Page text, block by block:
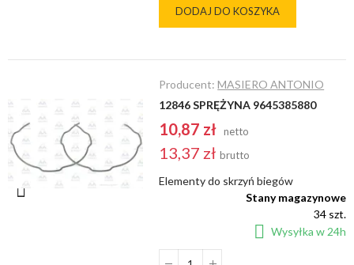
DODAJ DO KOSZYKA
Producent:MASIERO ANTONIO
12846 SPRĘŻYNA 9645385880
10,87 zł netto
13,37 zł brutto
Elementy do skrzyń biegów
Stany magazynowe
34 szt.
Wysyłka w 24h